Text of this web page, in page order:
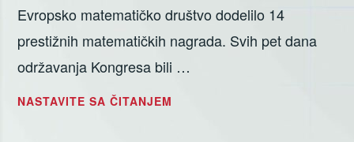
Evropsko matematičko društvo dodelilo 14
prestižnih matematičkih nagrada. Svih pet dana
održavanja Kongresa bili …
NASTAVITE SA ČITANJEM